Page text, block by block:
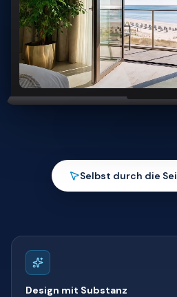
Selbst durch die
Design mit Substanz